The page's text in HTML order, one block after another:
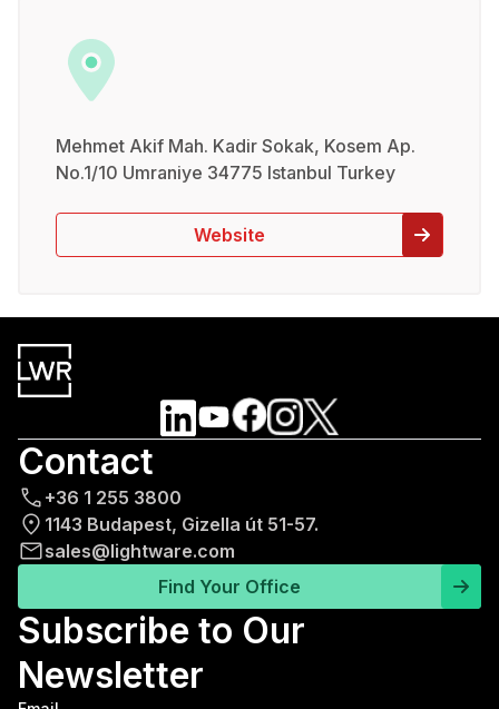
Mehmet Akif Mah. Kadir Sokak, Kosem Ap.
No.1/10 Umraniye 34775 Istanbul Turkey
Website
Contact
+36 1 255 3800
1143 Budapest, Gizella út 51-57.
sales@lightware.com
Find Your Office
Subscribe to Our
Newsletter